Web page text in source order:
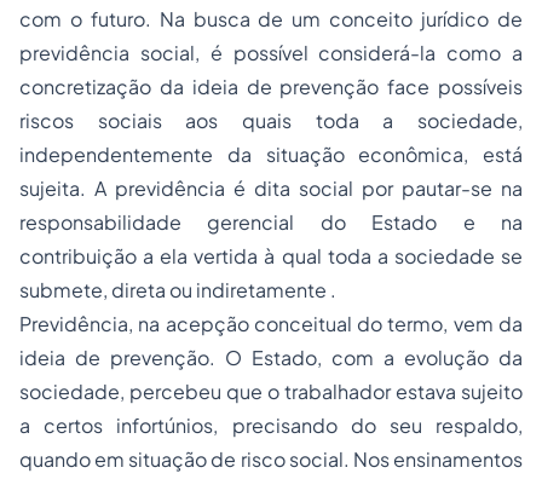
com o futuro. Na busca de um conceito jurídico de
previdência social, é possível considerá-la como a
concretização da ideia de prevenção face possíveis
riscos sociais aos quais toda a sociedade,
independentemente da situação econômica, está
sujeita. A previdência é dita social por pautar-se na
responsabilidade gerencial do Estado e na
contribuição a ela vertida à qual toda a sociedade se
submete, direta ou indiretamente .
Previdência, na acepção conceitual do termo, vem da
ideia de prevenção. O Estado, com a evolução da
sociedade, percebeu que o trabalhador estava sujeito
a certos infortúnios, precisando do seu respaldo,
quando em situação de risco social. Nos ensinamentos